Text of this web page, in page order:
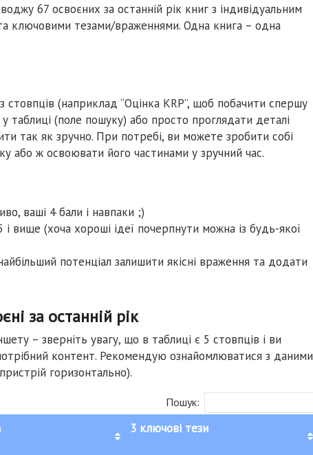
67 освоєних за останній рік книг з індивідуальним
ключовими тезами/враженнями. Одна книга – одна
(наприклад “Оцінка КRP”, щоб побачити спершу
(поле пошуку) або просто проглядати деталі
так як зручно. При потребі, ви можете зробити собі
або ж освоювати його частинами у зручний час.
ваші 4 бали і навпаки ;)
вище (хоча хороші ідеї почерпнути можна із будь-якої
потенціал залишити якісні враження та додати
за останній рік
– зверніть увагу, що в таблиці є 5 стовпців і ви
контент. Рекомендую ознайомлюватися з даними
горизонтально).
Пошук:
3 ключові тези